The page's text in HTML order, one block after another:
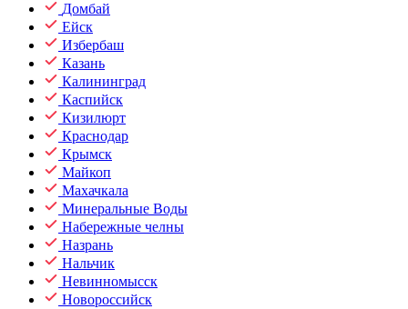
Домбай
Ейск
Избербаш
Казань
Калининград
Каспийск
Кизилюрт
Краснодар
Крымск
Майкоп
Махачкала
Минеральные Воды
Набережные челны
Назрань
Нальчик
Невинномысск
Новороссийск